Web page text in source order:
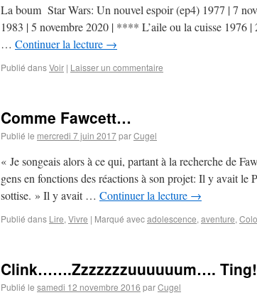
La boum Star Wars: Un nouvel espoir (ep4) 1977 | 7
1983 | 5 novembre 2020 | **** L’aile ou la cuisse 1976
… Continuer la lecture →
Publié dansVoir | Laisser un commentaire
Comme Fawcett…
Publié le mercredi 7 juin 2017parCugel
« Je songeais alors à ce qui, partant à la recherche de
gens en fonctions des réactions à son projet: Il y avait le
sottise. » Il y avait … Continuer la lecture →
Publié dans Lire, Vivre | Marqué avecadolescence, aventure,
Clink…….Zzzzzzzuuuuuum…. Ting!
Publié le samedi 12 novembre 2016 parCugel